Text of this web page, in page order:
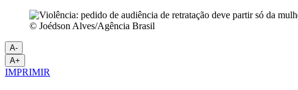
© Joédson Alves/Agência Brasil
A-
A+
IMPRIMIR